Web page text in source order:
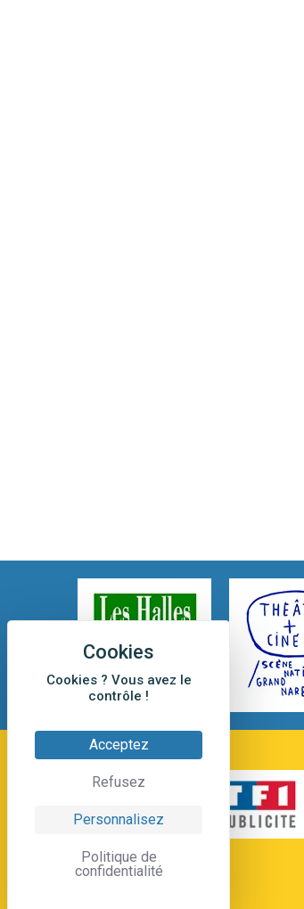
Cookies ? Vous avez le
contrôle !
Acceptez
Refusez
Personnalisez
Politique de
confidentialité